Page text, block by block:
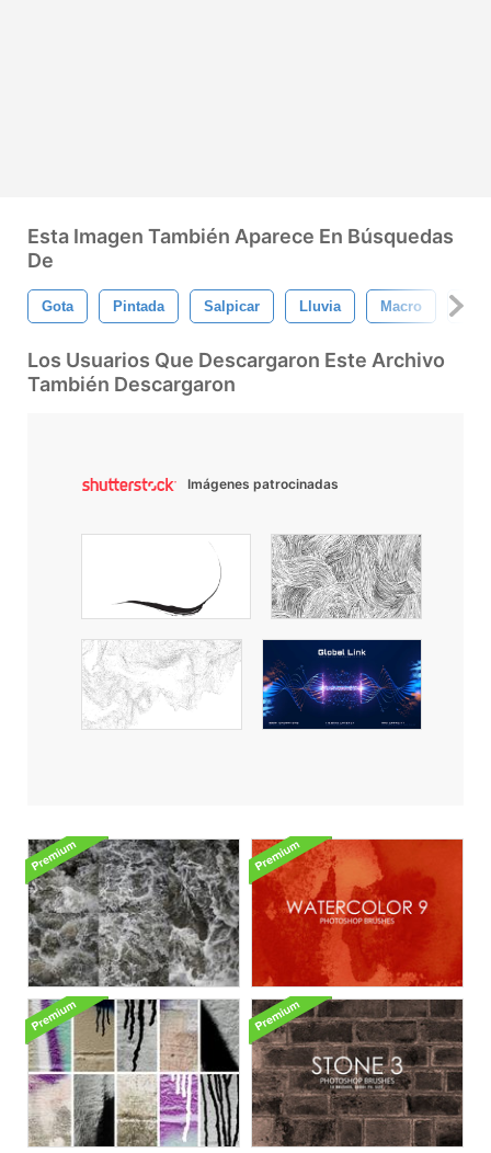
Esta Imagen También Aparece En Búsquedas
De
Gota Pintada Salpicar Lluvia Macro
Los Usuarios Que Descargaron Este Archivo
También Descargaron
Imágenes patrocinadas